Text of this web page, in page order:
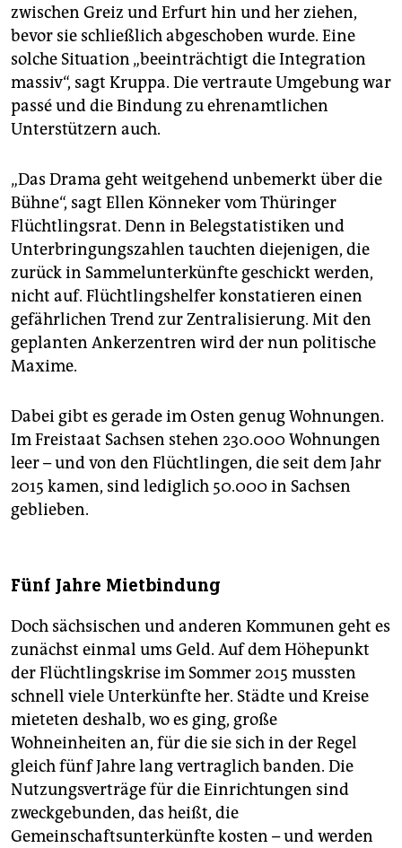
zwischen Greiz und Erfurt hin und her ziehen,
bevor sie schließlich abgeschoben wurde. Eine
solche Situation „beeinträchtigt die Integration
massiv“, sagt Kruppa. Die vertraute Umgebung war
passé und die Bindung zu ehrenamtlichen
Unterstützern auch.
„Das Drama geht weitgehend unbemerkt über die
Bühne“, sagt Ellen Könneker vom Thüringer
Flüchtlingsrat. Denn in Belegstatistiken und
Unterbringungszahlen tauchten diejenigen, die
zurück in Sammelunterkünfte geschickt werden,
nicht auf. Flüchtlingshelfer konstatieren einen
gefährlichen Trend zur Zentralisierung. Mit den
geplanten Ankerzentren wird der nun politische
Maxime.
Dabei gibt es gerade im Osten genug Wohnungen.
Im Freistaat Sachsen stehen 230.000 Wohnungen
leer – und von den Flüchtlingen, die seit dem Jahr
2015 kamen, sind lediglich 50.000 in Sachsen
geblieben.
Fünf Jahre Mietbindung
Doch sächsischen und anderen Kommunen geht es
zunächst einmal ums Geld. Auf dem Höhepunkt
der Flüchtlingskrise im Sommer 2015 mussten
schnell viele Unterkünfte her. Städte und Kreise
mieteten deshalb, wo es ging, große
Wohneinheiten an, für die sie sich in der Regel
gleich fünf Jahre lang vertraglich banden. Die
Nutzungsverträge für die Einrichtungen sind
zweckgebunden, das heißt, die
Gemeinschaftsunterkünfte kosten – und werden